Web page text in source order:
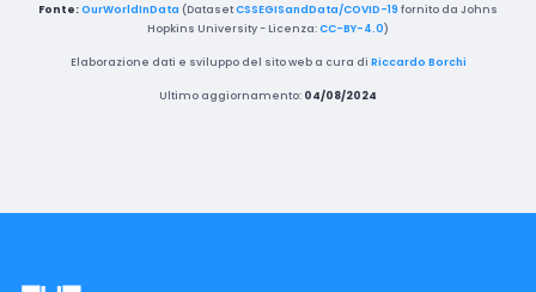
Fonte:OurWorldInData (DatasetCSSEGISandData/COVID-19 fornito da Johns
Hopkins University - Licenza:CC-BY-4.0)
Elaborazione dati e sviluppo del sito web a cura di Riccardo Borchi
Ultimo aggiornamento: 04/08/2024